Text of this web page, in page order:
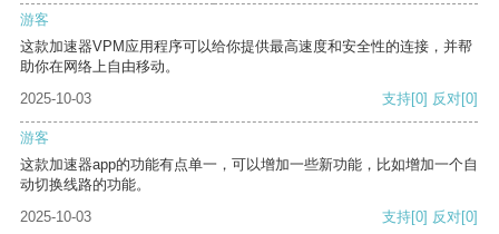
游客
这款加速器VPM应用程序可以给你提供最高速度和安全性的连接，并帮
助你在网络上自由移动。
2025-10-03
支持[0] 反对[0]
游客
这款加速器app的功能有点单一，可以增加一些新功能，比如增加一个自
动切换线路的功能。
2025-10-03
支持[0] 反对[0]